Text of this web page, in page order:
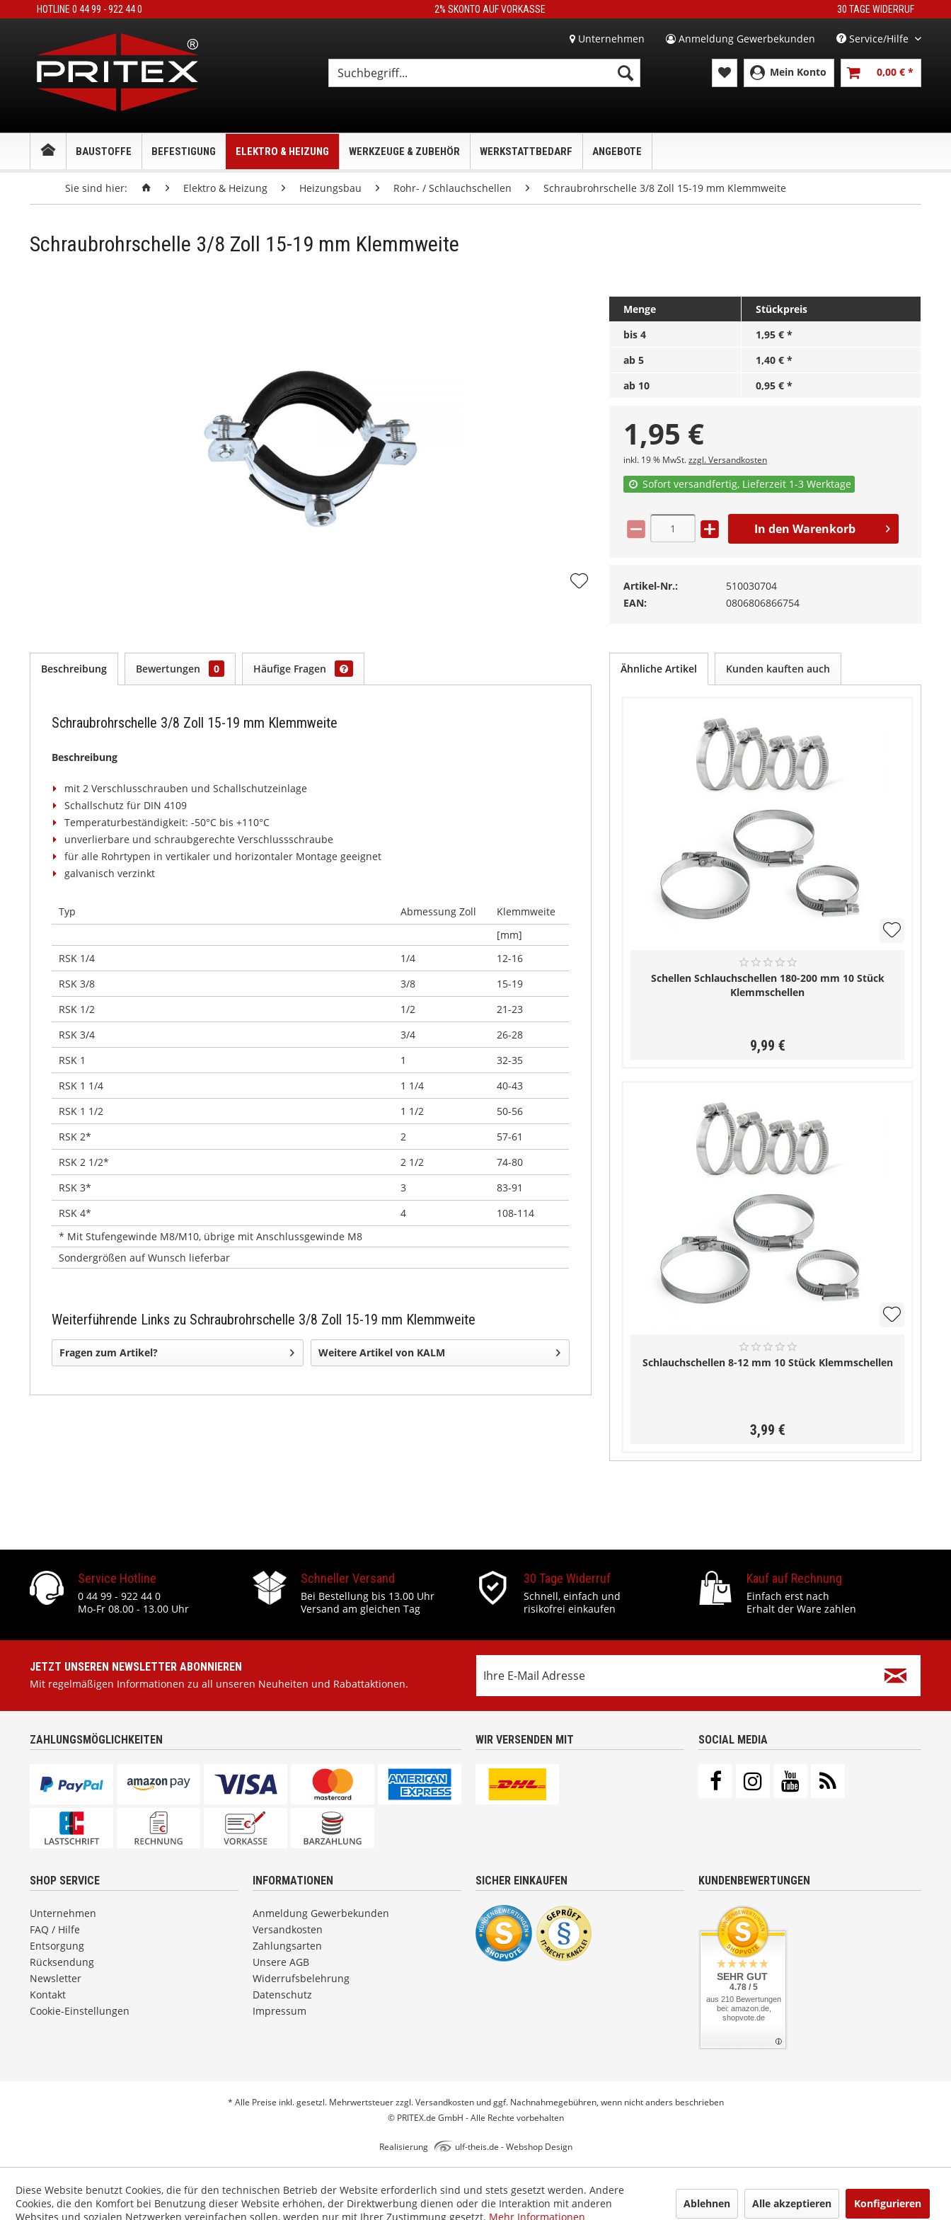
HOTLINE 0 44 99 - 922 44 0 2% SKONTO AUF VORKASSE 30 TAGE WIDERRUF
Unternehmen Anmeldung Gewerbekunden Service/Hilfe
Mein Konto 0,00 € *
BAUSTOFFE BEFESTIGUNG ELEKTRO & HEIZUNG WERKZEUGE & ZUBEHÖR WERKSTATTBEDARF ANGEBOTE
Sie sind hier: Elektro & Heizung Heizungsbau Rohr- / Schlauchschellen Schraubrohrschelle 3/8 Zoll 15-19 mm Klemmweite
Schraubrohrschelle 3/8 Zoll 15-19 mm Klemmweite
Menge
Stückpreis
bis 4
1,95 € *
ab 5
1,40 € *
ab 10 0,95 € *
1,95 €
inkl. 19 % MwSt.zzgl. Versandkosten
Sofort versandfertig, Lieferzeit 1-3 Werktage
In den Warenkorb
Artikel-Nr.:
510030704
EAN:
0806806866754
Beschreibung Bewertungen 0 Häufige Fragen
Schraubrohrschelle 3/8 Zoll 15-19 mm Klemmweite
Beschreibung
mit 2 Verschlusschrauben und Schallschutzeinlage
Schallschutz für DIN 4109
Temperaturbeständigkeit: -50°C bis +110°C
unverlierbare und schraubgerechte Verschlussschraube
für alle Rohrtypen in vertikaler und horizontaler Montage geeignet
galvanisch verzinkt
Typ Abmessung Zoll
Klemmweite
[mm]
RSK 1/4
1/4
12-16
RSK 3/8
3/8
15-19
RSK 1/2
1/2
21-23
RSK 3/4
3/4
26-28
RSK 1
1
32-35
RSK 1 1/4
1 1/4
40-43
RSK 1 1/2
1 1/2
50-56
RSK 2*
2
57-61
RSK 2 1/2*
2 1/2
74-80
RSK 3*
3
83-91
RSK 4*
4
108-114
* Mit Stufengewinde M8/M10, übrige mit Anschlussgewinde M8
Sondergrößen auf Wunsch lieferbar
Weiterführende Links zu Schraubrohrschelle 3/8 Zoll 15-19 mm Klemmweite
Fragen zum Artikel? Weitere Artikel von KALM
Ähnliche Artikel Kunden kauften auch
Schellen Schlauchschellen 180-200 mm 10 Stück
Klemmschellen
9,99 €
Schlauchschellen 8-12 mm 10 Stück Klemmschellen
3,99 €
Service Hotline
0 44 99 - 922 44 0
Mo-Fr 08.00 - 13.00 Uhr
Schneller Versand
Bei Bestellung bis 13.00 Uhr
Versand am gleichen Tag
30 Tage Widerruf
Schnell, einfach und
risikofrei einkaufen
Kauf auf Rechnung
Einfach erst nach
Erhalt der Ware zahlen
JETZT UNSEREN NEWSLETTER ABONNIEREN
Mit regelmäßigen Informationen zu all unseren Neuheiten und Rabattaktionen.
ZAHLUNGSMÖGLICHKEITEN WIR VERSENDEN MIT SOCIAL MEDIA
SHOP SERVICE
Unternehmen
FAQ / Hilfe
Entsorgung
Rücksendung
Newsletter
Kontakt
Cookie-Einstellungen
INFORMATIONEN
Anmeldung Gewerbekunden
Versandkosten
Zahlungsarten
Unsere AGB
Widerrufsbelehrung
Datenschutz
Impressum
SICHER EINKAUFEN KUNDENBEWERTUNGEN
SEHR GUT
4.78 / 5
aus 210 Bewertungen
bei: amazon.de,
shopvote.de
* Alle Preise inkl. gesetzl. Mehrwertsteuer zzgl.Versandkostenund ggf. Nachnahmegebühren, wenn nicht anders beschrieben
© PRITEX.de GmbH - Alle Rechte vorbehalten
Realisierung ulf-theis.de - Webshop Design
Diese Website benutzt Cookies, die für den technischen Betrieb der Website erforderlich sind und stets gesetzt werden. Andere
Cookies, die den Komfort bei Benutzung dieser Website erhöhen, der Direktwerbung dienen oder die Interaktion mit anderen
Websites und sozialen Netzwerken vereinfachen sollen, werden nur mit Ihrer Zustimmung gesetzt. Mehr Informationen
Ablehnen Alle akzeptieren Konfigurieren